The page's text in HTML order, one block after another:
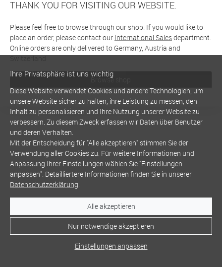
THANK YOU FOR VISITING OUR WEBSITE.
Please feel free to browse through our shop. If you would like to
place an order, please contact our International Salesdepartment.
Online orders are only delivered to Germany, Austria and
Switzerland
Browse shop
Ihre Privatsphäre ist uns wichtig
Diese Website verwendet Cookies und andere Technologien, um
unsere Website sicher zu halten, ihre Leistung zu messen, den
Inhalt zu personalisieren und Ihre Nutzung unserer Website zu
verbessern. Zu diesem Zweck erfassen wir Daten über Benutzer
und deren Verhalten.
Mit der Entscheidung für "Alle akzeptieren" stimmen Sie der
Verwendung aller Cookies zu. Für weitere Informationen und
Anpassung Ihrer Einstellungen wählen Sie "Einstellungen
anpassen". Detailliertere Informationen finden Sie in unserer
Datenschutzerklärung.
Alle akzeptieren
Nur notwendige akzeptieren
Einstellungen anpassen